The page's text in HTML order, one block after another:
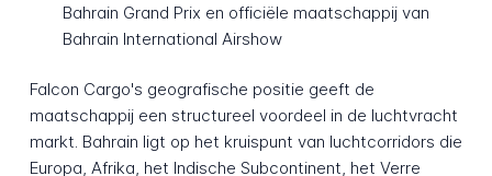
Bahrain Grand Prix en officiële maatschappij van
Bahrain International Airshow
Falcon Cargo's geografische positie geeft de
maatschappij een structureel voordeel in de luchtvracht
markt. Bahrain ligt op het kruispunt van luchtcorridors die
Europa, Afrika, het Indische Subcontinent, het Verre